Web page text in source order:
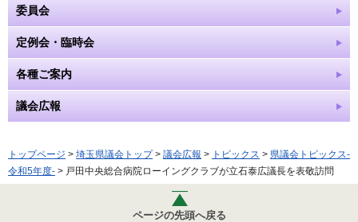
委員会
定例会・臨時会
各種ご案内
議会広報
トップページ > 埼玉県議会トップ> 議会広報 > トピックス > 県議会トピックス-
令和5年度- > 戸田中央総合病院ローイングクラブが立石泰広議長を表敬訪問
ページの先頭へ戻る